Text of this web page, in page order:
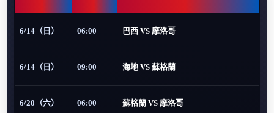
6/14（日） 06:00 巴西 VS 摩洛哥
6/14（日） 09:00 海地 VS 蘇格蘭
6/20（六） 06:00 蘇格蘭 VS 摩洛哥